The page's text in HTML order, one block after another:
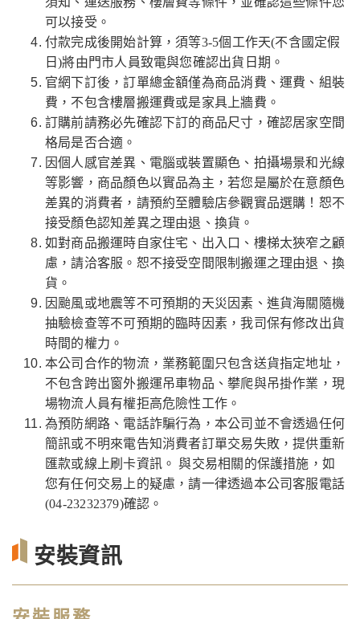
可以接受。
付款完成後開始計算，須等3-5個工作天(不含國定假
日)將由門市人員致電與您確認出貨日期。
官網下訂後，訂單總金額僅為商品消費、運費、組裝
費，不包含樓層搬運費或是家具上牆費。
訂購前請務必先確認下訂的商品尺寸，確認居家空間
格局是否合適。
因個人感官差異、電腦或裝置顯色、拍攝場景和光線
等影響，商品顏色以實品為主，若您是屬於在意顏色
差異的消費者，請預約至體驗店參觀實品選購！恕不
接受顏色認知差異之理由退、換貨。
如對商品搬運時自家住宅、出入口、樓梯太狹窄之顧
慮，請洽客服。恕不接受空間限制搬運之理由退、換
貨。
因颱風或地震等不可預期的天災因素、進貨海關隨機
抽驗檢查等不可預期的臨時因素，我司保有修改出貨
時間的權力。
本公司合作的物流，業務範圍只包含送貨指定地址，
不包含跨出窗外搬運吊車物品、攀爬與吊掛作業，現
場物流人員有權拒高危險性工作。
為預防網路、電話詐騙行為，本公司並不會透過任何
簡訊或不明來電告知消費者訂單交易失敗，提供重新
匯款或線上刷卡資訊。 與交易相關的保護措施，如
您有任何交易上的疑慮，請一律透過本公司客服電話
(04-23232379)確認。
安裝資訊